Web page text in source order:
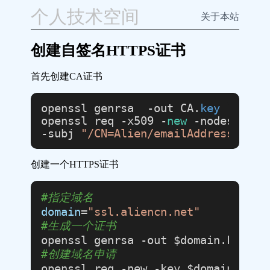
个人技术空间 关于本站
创建自签名HTTPS证书
首先创建CA证书
openssl genrsa  -out CA. key
openssl req -x509 -new -nodes -
-subj
"/CN=Alien/
创建一个HTTPS证书
#指定域名
domain="ssl.aliencn.net"
#生成一个证书
#创建域名申请